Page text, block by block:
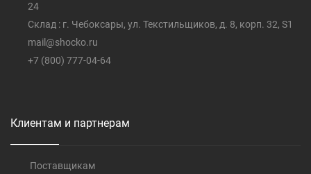
24
Склад : г. Чебоксары, ул. Текстильщиков, д. 8, корп. 32, S1
mail@shocko.ru
+7 (800) 777-04-64
Клиентам и партнерам
Поставщикам